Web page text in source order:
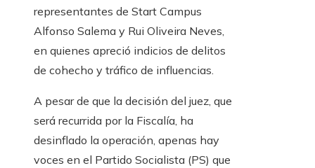
representantes de Start Campus
Alfonso Salema y Rui Oliveira Neves,
en quienes apreció indicios de delitos
de cohecho y tráfico de influencias.
A pesar de que la decisión del juez, que
será recurrida por la Fiscalía, ha
desinflado la operación, apenas hay
voces en el Partido Socialista (PS) que